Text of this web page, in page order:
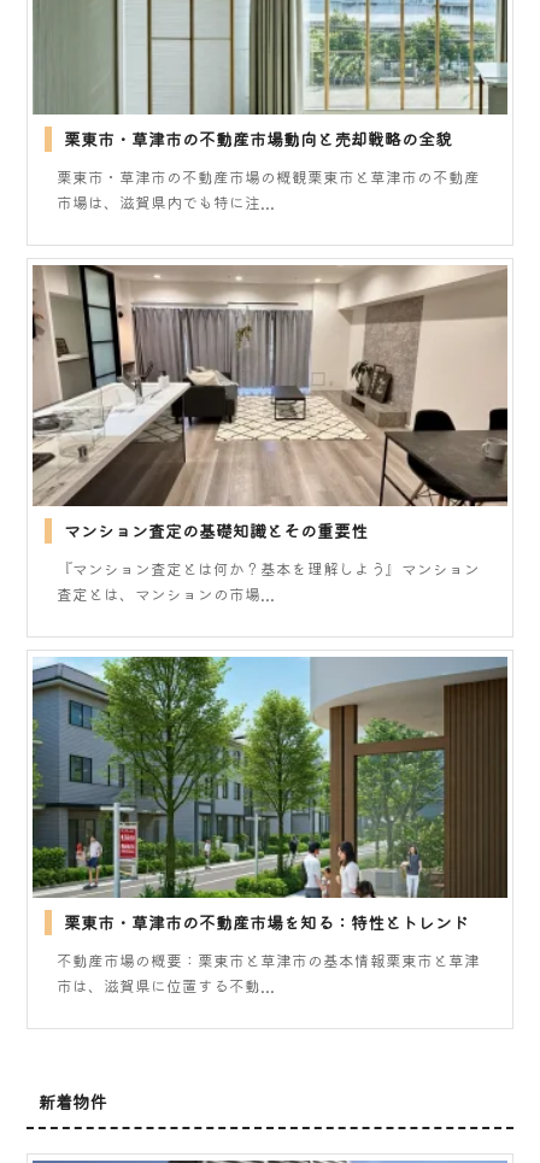
栗東市・草津市の不動産市場動向と売却戦略の全貌
栗東市・草津市の不動産市場の概観栗東市と草津市の不動産
市場は、滋賀県内でも特に注...
マンション査定の基礎知識とその重要性
『マンション査定とは何か？基本を理解しよう』マンション
査定とは、マンションの市場...
栗東市・草津市の不動産市場を知る：特性とトレンド
不動産市場の概要：栗東市と草津市の基本情報栗東市と草津
市は、滋賀県に位置する不動...
新着物件